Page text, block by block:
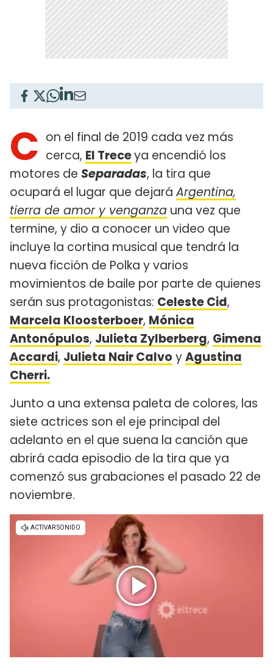
C on el final de 2019 cada vez más
cerca, El Treceya encendió los
motores de Separadas, la tira que
ocupará el lugar que dejaráArgentina,
tierra de amor y venganza una vez que
termine, y dio a conocer un video que
incluye la cortina musical que tendrá la
nueva ficción de Polka y varios
movimientos de baile por parte de quienes
serán sus protagonistas: Celeste Cid,
Marcela Kloosterboer, Mónica
Antonópulos, Julieta Zylberberg, Gimena
Accardi, Julieta Nair Calvo yAgustina
Cherri.
Junto a una extensa paleta de colores, las
siete actrices son el eje principal del
adelanto en el que suena la canción que
abrirá cada episodio de la tira que ya
comenzó sus grabaciones el pasado 22 de
noviembre.